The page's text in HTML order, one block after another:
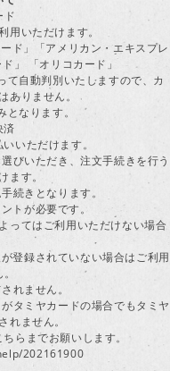
ド
用いただけます。
ド」「アメリカン・エキスプレ
」 「オリコカード」
自動判別いたしますので、カ
ありません。
なります。
済
いただけます。
びいただき、注文手続きを行う
ます。
続きとなります。
トが必要です。
ってはご利用いただけない場合
登録されていない場合はご利用
れません。
タミヤカードの場合でもタミヤ
れません。
らまでお願いします。
202161900